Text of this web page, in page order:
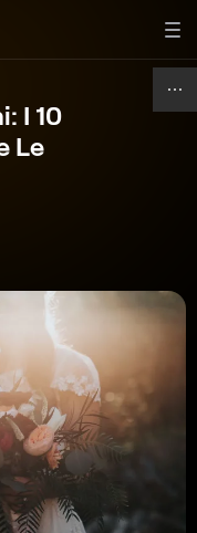
I 10
Le